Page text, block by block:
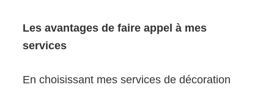
Les avantages de faire appel à mes
services
En choisissant mes services de décoration